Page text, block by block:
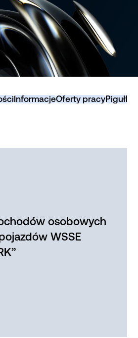
InformacjeOferty pracyPigułki
osobowych
WSSE